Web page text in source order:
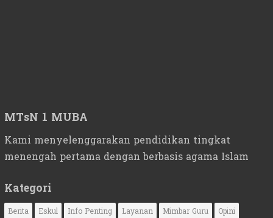
MTsN 1 MUBA
Kami menyelenggarakan pendidikan tingkat
menengah pertama dengan berbasis agama Islam
Kategori
Berita Eskul Info Penting Layanan Mimbar Guru Opini